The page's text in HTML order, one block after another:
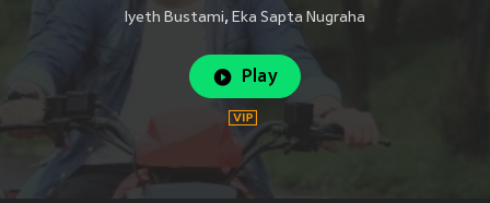
Iyeth Bustami, Eka Sapta Nugraha
Play